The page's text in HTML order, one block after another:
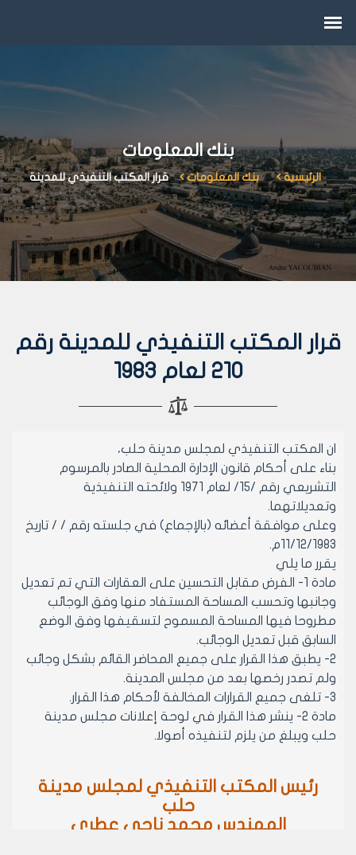
بنك المعلومات
الرئيسية بنك المعلومات قرار المكتب التنفيذي للمدينة
قرار المكتب التنفيذي للمدينة رقم
210 لعام 1983
ان المكتب التنفيذي لمجلس مدينة حلب،
بناء على أحكام قانون الإدارة المحلية الصادر بالمرسوم
التشريعي رقم /15/ لعام 1971 ولائحته التنفيذية
وتعديلاتهما.
وعلى موافقة أعضائه (بالإجماع) في جلسته رقم / / تاريخ
11/12/1983م.
يقرر ما يلي
مادة 1- الفرض مقابل التحسين على العقارات التي تم تعديل
وجانبها وتحسب المساحة المستفاد منها وفق الوجائب
مطروحا فيها المساحة المسموح لتسقيفها وفق الوضع
السابق قبل تعديل الوجائب.
2- يطبق هذا القرار على جميع المحاضر القائم بشكل وجائب
ولم تصدر رخصها بعد من مجلس المدينة.
3- تلغى جميع القرارات المخالفة لأحكام هذا القرار.
مادة 2- ينشر هذا القرار في لوحة إعلانات مجلس مدينة
حلب ويبلغ من يلزم لتنفيذه أصولا.
رئيس المكتب التنفيذي لمجلس مدينة
حلب
المهندس محمد ناجي عطري